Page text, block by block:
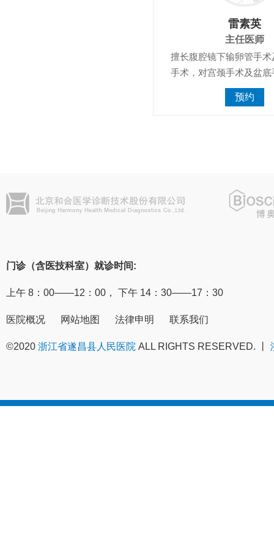
雷素英
主任医师
擅长腹腔镜下输卵管手
手术，对宫颈手术及盆
预约
门诊（含医技科室）就诊时间:
上午 8：00——12：00， 下午 14：30——17：30
医院概况 网站地图 法律申明 联系我们
©2020 浙江省遂昌县人民医院 ALL RIGHTS RESERVED. 丨